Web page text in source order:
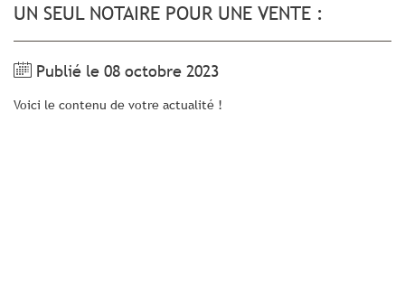
UN SEUL NOTAIRE POUR UNE VENTE :
Publié le 08 octobre 2023
Voici le contenu de votre actualité !